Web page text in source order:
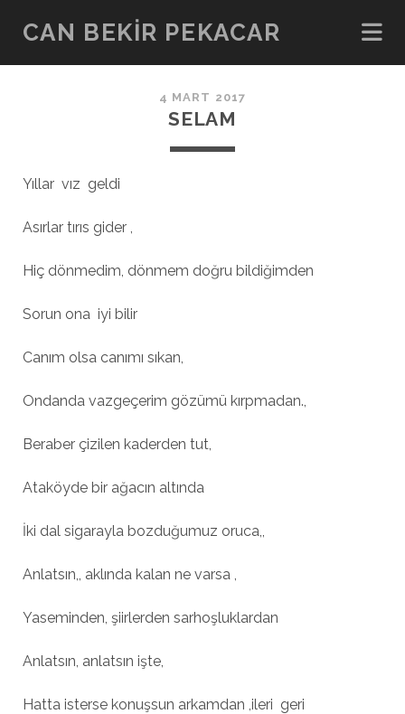
CAN BEKIR PEKACAR
4 MART 2017
SELAM
Yıllar vız geldi
Asırlar tırıs gider ,
Hiç dönmedim, dönmem doğru bildiğimden
Sorun ona iyi bilir
Canım olsa canımı sıkan,
Ondanda vazgeçerim gözümü kırpmadan.,
Beraber çizilen kaderden tut,
Ataköyde bir ağacın altında
İki dal sigarayla bozduğumuz oruca,,
Anlatsın,, aklında kalan ne varsa ,
Yaseminden, şiirlerden sarhoşluklardan
Anlatsın, anlatsın işte,
Hatta isterse konuşsun arkamdan ,ileri geri